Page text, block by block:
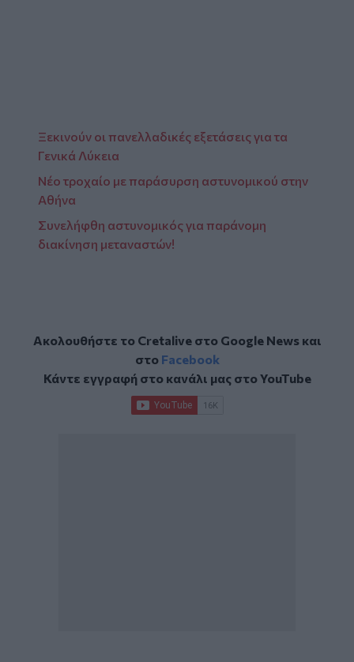
Ξεκινούν οι πανελλαδικές εξετάσεις για τα
Γενικά Λύκεια
Νέο τροχαίο με παράσυρση αστυνομικού στην
Αθήνα
Συνελήφθη αστυνομικός για παράνομη
διακίνηση μεταναστών!
Ακολουθήστε το Cretalive στο Google Newsκαι
στο Facebook
Κάντε εγγραφή στο κανάλι μας στοYouTube